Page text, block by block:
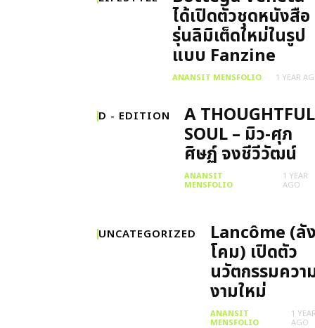
ได้เปิดตัวชุดหนังสือ
รุ่นลิมิเต็ดใหม่ในรูป
แบบ Fanzine
ANANSIT MENSFOLIO 1 YEAR
D - EDITION A THOUGHTFUL
SOUL – มิว-ศุภ
ศิษฏ์ จงชีวีวัฒน์
ANANSIT
MENSFOLIO
1 YEAR
AGO
UNCATEGORIZED Lancôme (ลัง
โคม) เปิดตัว
นวัตกรรมควา
งามใหม่
ANANSIT
MENSFOLIO
1 YEAR
AGO